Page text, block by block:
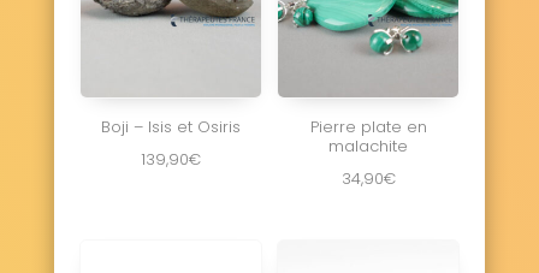
Boji – Isis et Osiris
139,90€
Pierre plate en
malachite
34,90€